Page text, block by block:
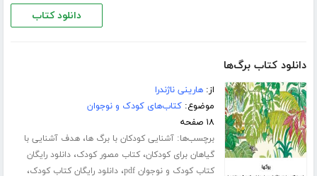
دانلود کتاب
دانلود کتاب برگ‌ها
از:هارینی ناژندرا
موضوع:کتاب‌های کودک و نوجوان
۱۸ صفحه
برچسب‌ها:آشنایی کودکان با برگ ها،هدف آشنایی با
گیاهان برای کودکان،کتاب مصور کودک،دانلود رایگان
کتاب کودک و نوجوان pdf
،دانلود رایگان کتاب کودک،